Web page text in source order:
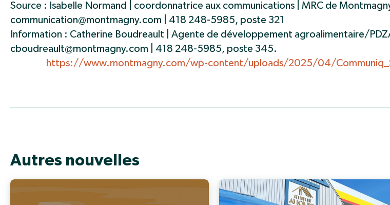
Source : Isabelle Normand | coordonnatrice aux communications | MRC de Montmagny
communication@montmagny.com | 418 248-5985, poste 321
Information : Catherine Boudreault | Agente de développement agroalimentaire/
cboudreault@montmagny.com | 418 248-5985, poste 345.
https://www.montmagny.com/wp-content/uploads/2025/04/
Autres nouvelles